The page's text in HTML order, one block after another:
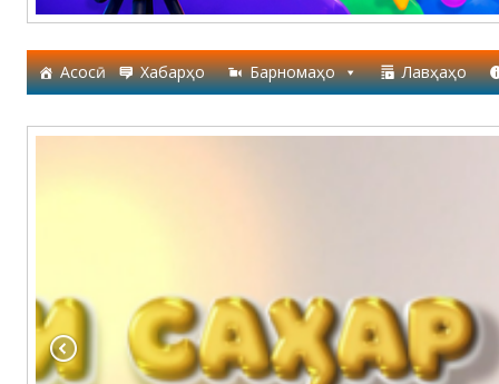
Асосӣ Хабарҳо Барномаҳо Лавҳаҳо